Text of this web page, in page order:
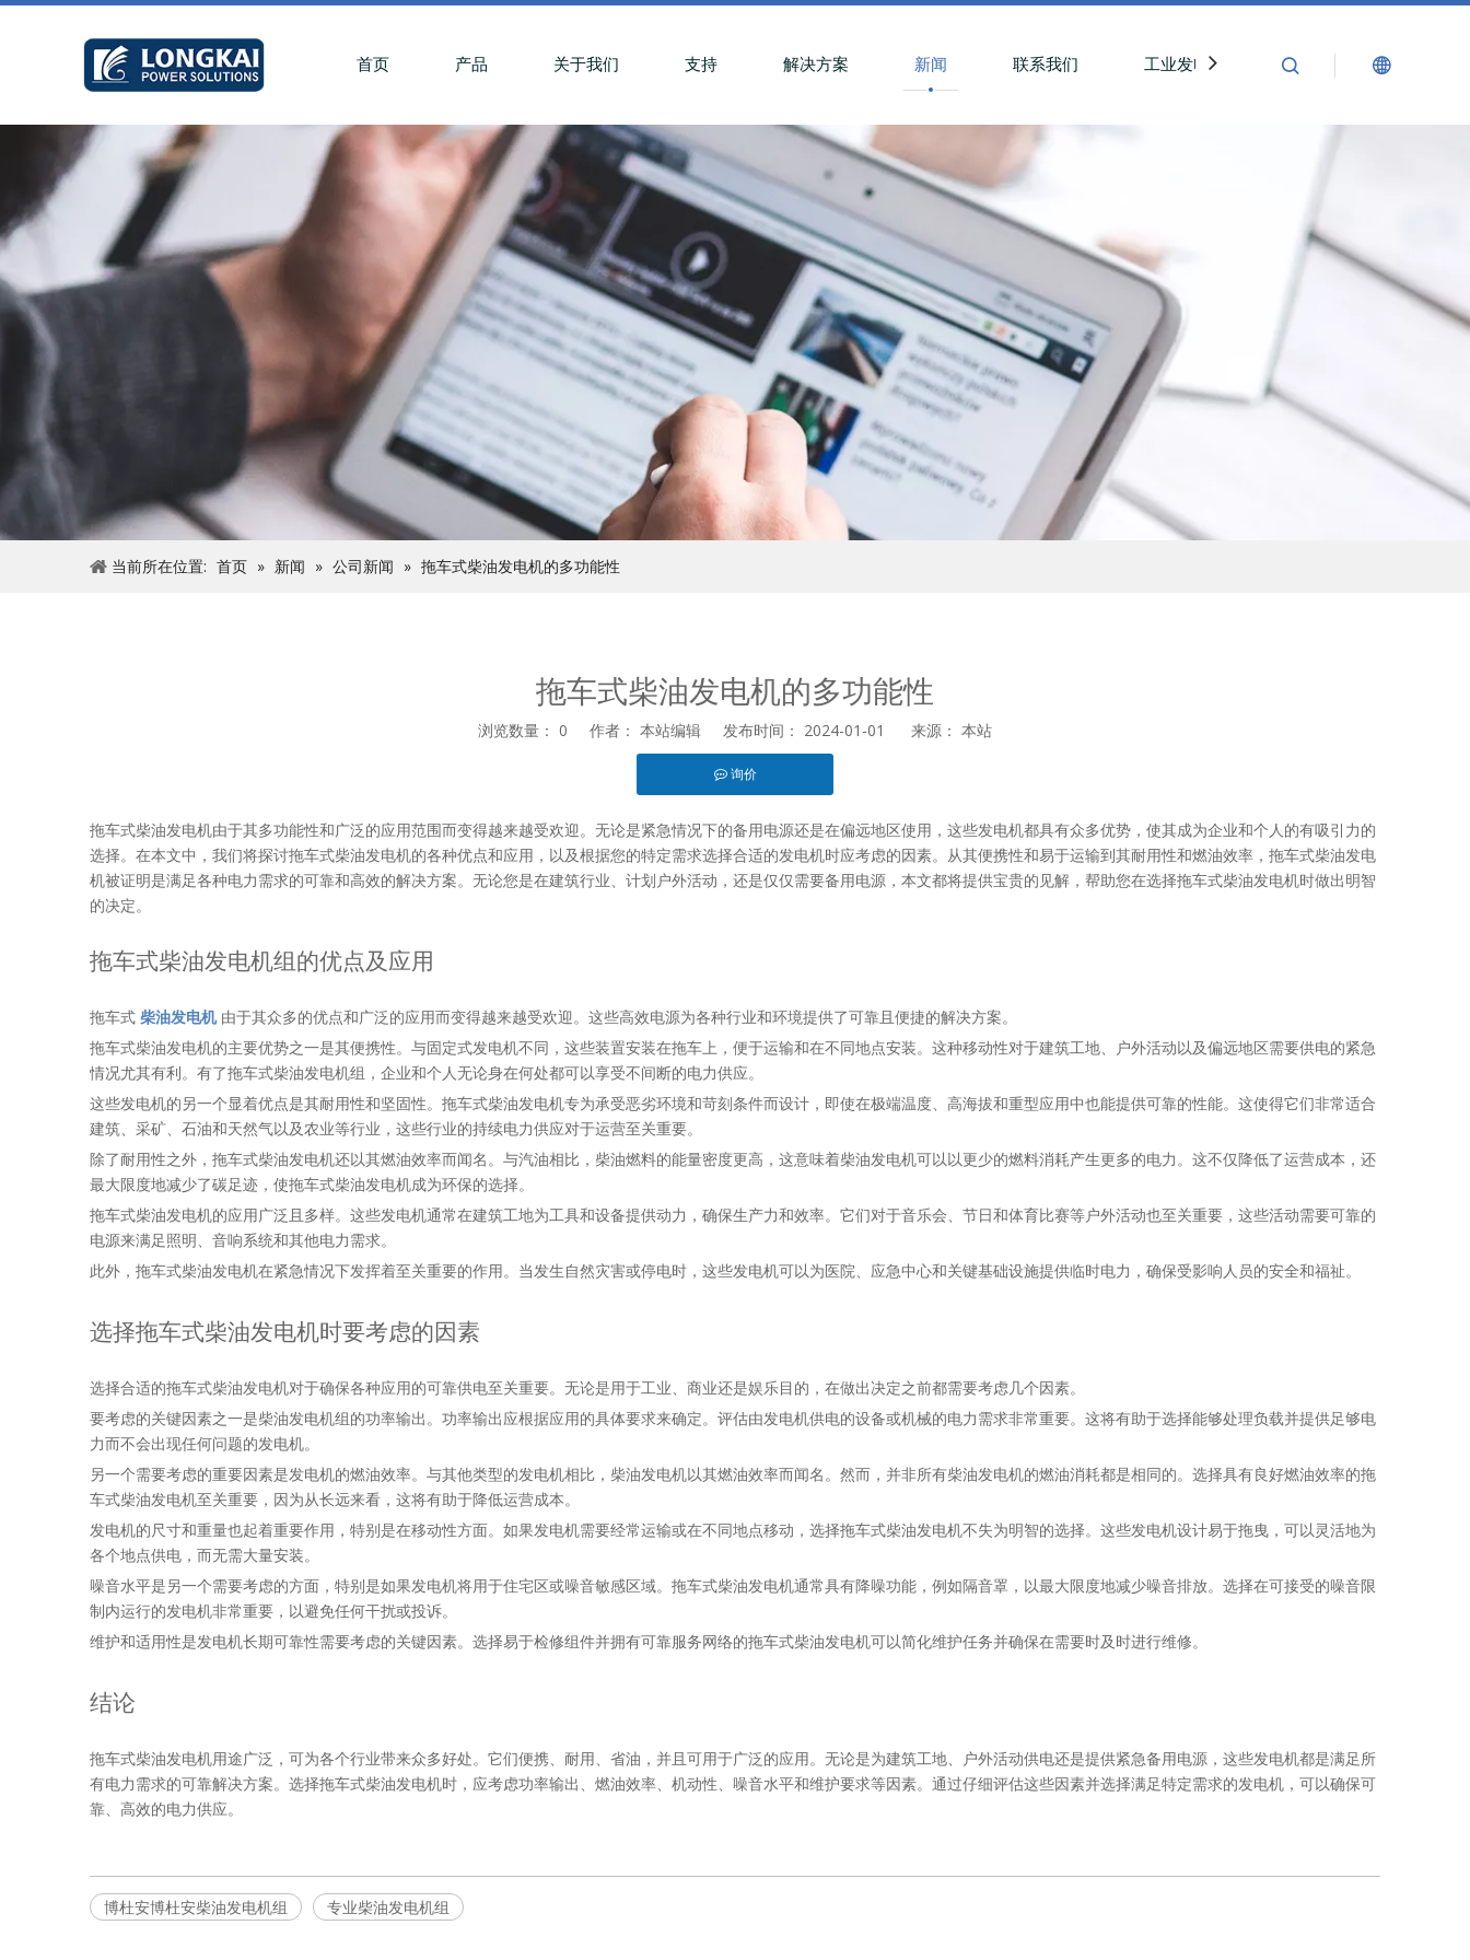
首页 产品 关于我们 支持 解决方案 新闻 联系我们 工业发电机
当前所在位置: 首页 » 新闻 » 公司新闻 » 拖车式柴油发电机的多功能性
拖车式柴油发电机的多功能性
浏览数量： 0 作者： 本站编辑 发布时间： 2024-01-01 来源： 本站
询价
["facebook","twitter","line","wechat","linkedin","pinterest","whatsapp"]
拖车式柴油发电机由于其多功能性和广泛的应用范围而变得越来越受欢迎。无论是紧急情况下的备用电源还是在偏远地区使用，这些发电机都具有众多优势，使其成为企业和个人的有吸引力的
选择。在本文中，我们将探讨拖车式柴油发电机的各种优点和应用，以及根据您的特定需求选择合适的发电机时应考虑的因素。从其便携性和易于运输到其耐用性和燃油效率，拖车式柴油发电
机被证明是满足各种电力需求的可靠和高效的解决方案。无论您是在建筑行业、计划户外活动，还是仅仅需要备用电源，本文都将提供宝贵的见解，帮助您在选择拖车式柴油发电机时做出明智
的决定。
拖车式柴油发电机组的优点及应用
拖车式 柴油发电机由于其众多的优点和广泛的应用而变得越来越受欢迎。这些高效电源为各种行业和环境提供了可靠且便捷的解决方案。
拖车式柴油发电机的主要优势之一是其便携性。与固定式发电机不同，这些装置安装在拖车上，便于运输和在不同地点安装。这种移动性对于建筑工地、户外活动以及偏远地区需要供电的紧急
情况尤其有利。有了拖车式柴油发电机组，企业和个人无论身在何处都可以享受不间断的电力供应。
这些发电机的另一个显着优点是其耐用性和坚固性。拖车式柴油发电机专为承受恶劣环境和苛刻条件而设计，即使在极端温度、高海拔和重型应用中也能提供可靠的性能。这使得它们非常适合
建筑、采矿、石油和天然气以及农业等行业，这些行业的持续电力供应对于运营至关重要。
除了耐用性之外，拖车式柴油发电机还以其燃油效率而闻名。与汽油相比，柴油燃料的能量密度更高，这意味着柴油发电机可以以更少的燃料消耗产生更多的电力。这不仅降低了运营成本，还
最大限度地减少了碳足迹，使拖车式柴油发电机成为环保的选择。
拖车式柴油发电机的应用广泛且多样。这些发电机通常在建筑工地为工具和设备提供动力，确保生产力和效率。它们对于音乐会、节日和体育比赛等户外活动也至关重要，这些活动需要可靠的
电源来满足照明、音响系统和其他电力需求。
此外，拖车式柴油发电机在紧急情况下发挥着至关重要的作用。当发生自然灾害或停电时，这些发电机可以为医院、应急中心和关键基础设施提供临时电力，确保受影响人员的安全和福祉。
选择拖车式柴油发电机时要考虑的因素
选择合适的拖车式柴油发电机对于确保各种应用的可靠供电至关重要。无论是用于工业、商业还是娱乐目的，在做出决定之前都需要考虑几个因素。
要考虑的关键因素之一是柴油发电机组的功率输出。功率输出应根据应用的具体要求来确定。评估由发电机供电的设备或机械的电力需求非常重要。这将有助于选择能够处理负载并提供足够电
力而不会出现任何问题的发电机。
另一个需要考虑的重要因素是发电机的燃油效率。与其他类型的发电机相比，柴油发电机以其燃油效率而闻名。然而，并非所有柴油发电机的燃油消耗都是相同的。选择具有良好燃油效率的拖
车式柴油发电机至关重要，因为从长远来看，这将有助于降低运营成本。
发电机的尺寸和重量也起着重要作用，特别是在移动性方面。如果发电机需要经常运输或在不同地点移动，选择拖车式柴油发电机不失为明智的选择。这些发电机设计易于拖曳，可以灵活地为
各个地点供电，而无需大量安装。
噪音水平是另一个需要考虑的方面，特别是如果发电机将用于住宅区或噪音敏感区域。拖车式柴油发电机通常具有降噪功能，例如隔音罩，以最大限度地减少噪音排放。选择在可接受的噪音限
制内运行的发电机非常重要，以避免任何干扰或投诉。
维护和适用性是发电机长期可靠性需要考虑的关键因素。选择易于检修组件并拥有可靠服务网络的拖车式柴油发电机可以简化维护任务并确保在需要时及时进行维修。
结论
拖车式柴油发电机用途广泛，可为各个行业带来众多好处。它们便携、耐用、省油，并且可用于广泛的应用。无论是为建筑工地、户外活动供电还是提供紧急备用电源，这些发电机都是满足所
有电力需求的可靠解决方案。选择拖车式柴油发电机时，应考虑功率输出、燃油效率、机动性、噪音水平和维护要求等因素。通过仔细评估这些因素并选择满足特定需求的发电机，可以确保可
靠、高效的电力供应。
博杜安博杜安柴油发电机组 专业柴油发电机组